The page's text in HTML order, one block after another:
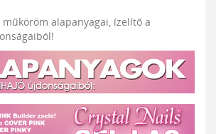
alapanyagai, ízelítő a